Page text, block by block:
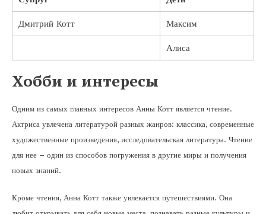
Дмитрий Котт Максим
Алиса
Хобби и интересы
Одним из самых главных интересов Анны Котт является чтение.
Актриса увлечена литературой разных жанров: классика, современные
художественные произведения, исследовательская литература. Чтение
для нее – один из способов погружения в другие миры и получения
новых знаний.
Кроме чтения, Анна Котт также увлекается путешествиями. Она